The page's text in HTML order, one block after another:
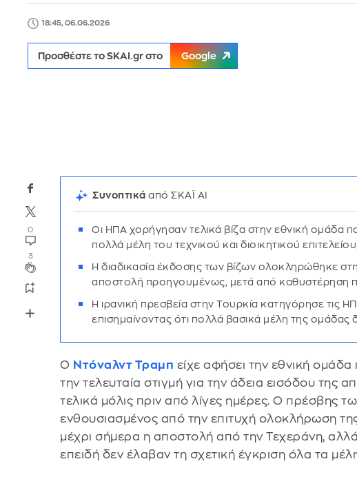
18:45, 06.06.2026
Προσθέστε το SKAI.gr στο Google
0
3
Συνοπτικάαπό ΣΚΑΪ AI
Οι ΗΠΑ χορήγησαν τελικά βίζα στην εθνική ομάδα
πολλά μέλη του τεχνικού και διοικητικού
Η διαδικασία έκδοσης των βίζων ολοκληρώθηκε
αποστολή προηγουμένως, μετά από καθυστέρηση
Η ιρανική πρεσβεία στην Τουρκία κατηγόρησε τις
επισημαίνοντας ότι πολλά βασικά μέλη της ομάδας
Ο Ντόναλντ Τραμπ είχε αφήσει την εθνική
την τελευταία στιγμή για την άδεια εισόδου της
τελικά μόλις πριν από λίγες ημέρες. Ο πρέσβης
ενθουσιασμένος από την επιτυχή ολοκλήρωση
μέχρι σήμερα η αποστολή από την Τεχεράνη,
επειδή δεν έλαβαν τη σχετική έγκριση όλα τα